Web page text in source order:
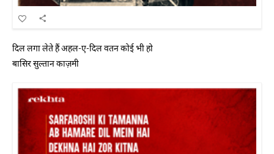
दिल लगा लेते हैं अहल-ए-दिल वतन कोई भी हो
बासिर सुल्तान काज़मी